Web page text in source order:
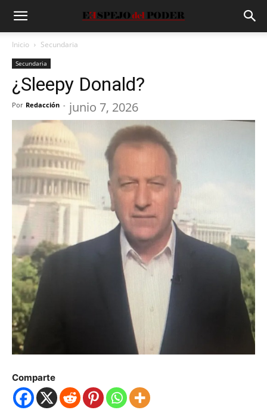
Inicio Secundaria
Secundaria
¿Sleepy Donald?
Por Redacción - junio 7, 2026
Comparte